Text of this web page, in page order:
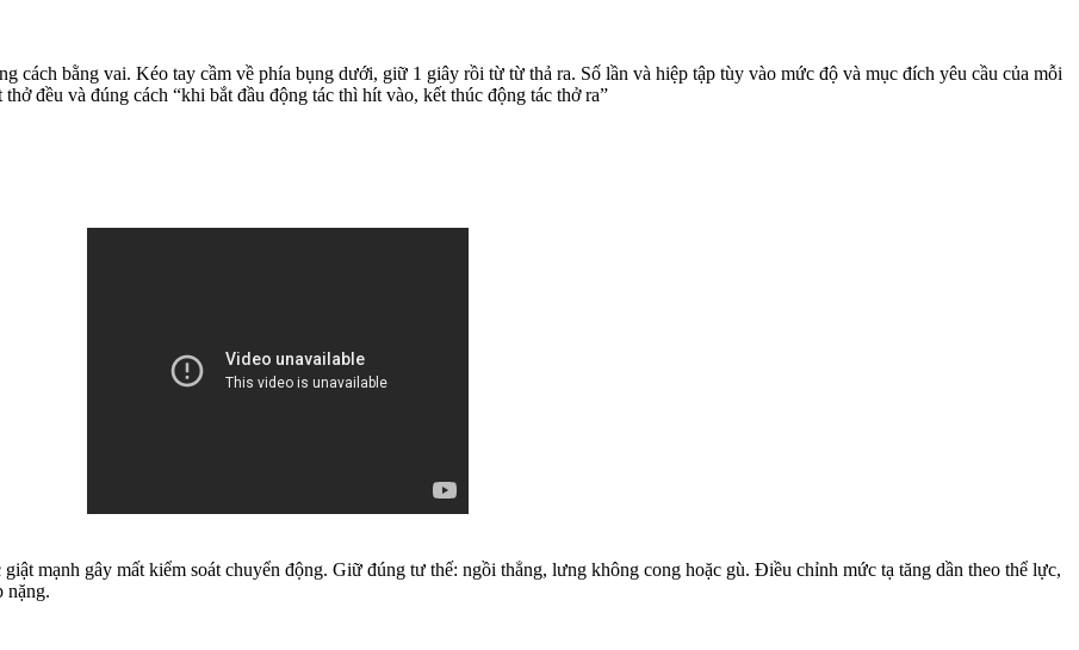
cách bằng vai. Kéo tay cầm về phía bụng dưới, giữ 1 giây rồi từ từ thả ra. Số lần và hiệp tập tùy vào mức độ và mục đích yêu cầu của mỗi
đều và đúng cách “khi bắt đầu động tác thì hít vào, kết thúc động tác thở ra”
mạnh gây mất kiểm soát chuyển động. Giữ đúng tư thế: ngồi thẳng, lưng không cong hoặc gù. Điều chỉnh mức tạ tăng dần theo thể lực,
nặng.